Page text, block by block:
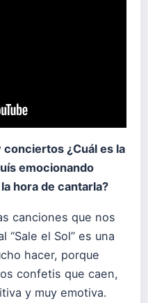
¿Cuál es la
emocionando
hora de cantarla?
canciones que nos
el Sol” es una
hacer, porque
confetis que caen,
y muy emotiva.